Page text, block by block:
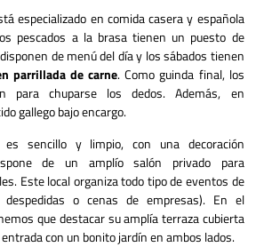
especializado en comida casera y española
pescados a la brasa tienen un puesto de
de menú del día y los sábados tienen
parrillada de carne. Como guinda final, los
para chuparse los dedos. Además, en
gallego bajo encargo.
sencillo y limpio, con una decoración
de un amplío salón privado para
Este local organiza todo tipo de eventos de
despedidas o cenas de empresas). En el
que destacar su amplía terraza cubierta
con un bonito jardín en ambos lados.